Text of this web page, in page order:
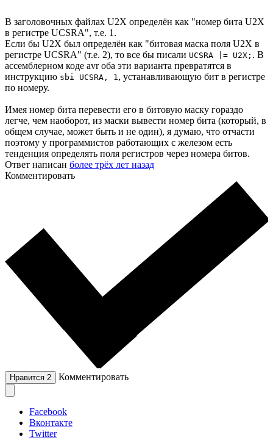
В заголовочных файлах U2X определён как "номер бита U2X
в регистре UCSRA", т.е. 1.
Если бы U2X был определён как "битовая маска поля U2X в
регистре UCSRA" (т.е. 2), то все бы писали UCSRA |= U2X; . В
ассемблерном коде avr оба эти варианта превратятся в
инструкцию sbi UCSRA, 1, устанавливающую бит в регистре
по номеру.
Имея номер бита перевести его в битовую маску гораздо
легче, чем наоборот, из маски вывести номер бита (который, в
общем случае, может быть и не один), я думаю, что отчасти
поэтому у программистов работающих с железом есть
тенденция определять поля регистров через номера битов.
Ответ написан более трёх лет назад
Комментировать
Нравится 2 Комментировать
Facebook
Вконтакте
Twitter